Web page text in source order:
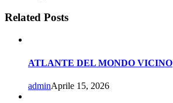
Related Posts
ATLANTE DEL MONDO VICINO
adminAprile 15, 2026